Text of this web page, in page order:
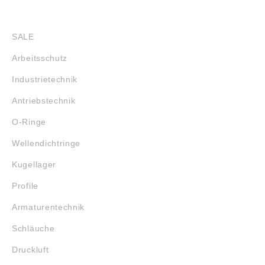
SALE
Arbeitsschutz
Industrietechnik
Antriebstechnik
O-Ringe
Wellendichtringe
Kugellager
Profile
Armaturentechnik
Schläuche
Druckluft